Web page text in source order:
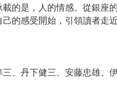
的是，人的情感。從銀座
的感受開始，引領讀者走近
、丹下健三、安藤忠雄、